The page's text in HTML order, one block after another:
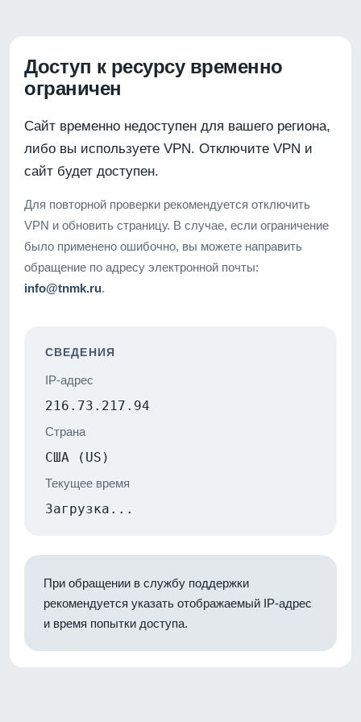
Доступ к ресурсу временно
ограничен
Сайт временно недоступен для вашего региона,
либо вы используете VPN. Отключите VPN и
сайт будет доступен.
Для повторной проверки рекомендуется отключить
VPN и обновить страницу. В случае, если ограничение
было применено ошибочно, вы можете направить
обращение по адресу электронной почты:
info@tnmk.ru.
СВЕДЕНИЯ
IP-адрес
216.73.217.94
Страна
США (US)
Текущее время
Загрузка...
При обращении в службу поддержки
рекомендуется указать отображаемый IP-адрес
и время попытки доступа.